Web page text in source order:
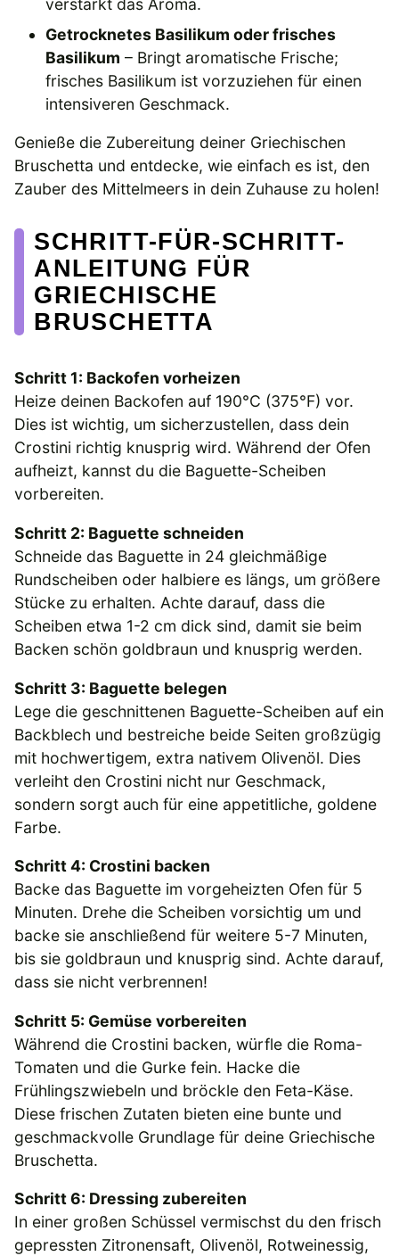
Getrocknetes Basilikum oder frisches
Basilikum – Bringt aromatische Frische;
frisches Basilikum ist vorzuziehen für einen
intensiveren Geschmack.
Genieße die Zubereitung deiner Griechischen
Bruschetta und entdecke, wie einfach es ist, den
Zauber des Mittelmeers in dein Zuhause zu holen!
SCHRITT-FÜR-SCHRITT-
ANLEITUNG FÜR
GRIECHISCHE
BRUSCHETTA
Schritt 1: Backofen vorheizen
Heize deinen Backofen auf 190°C (375°F) vor.
Dies ist wichtig, um sicherzustellen, dass dein
Crostini richtig knusprig wird. Während der Ofen
aufheizt, kannst du die Baguette-Scheiben
vorbereiten.
Schritt 2: Baguette schneiden
Schneide das Baguette in 24 gleichmäßige
Rundscheiben oder halbiere es längs, um größere
Stücke zu erhalten. Achte darauf, dass die
Scheiben etwa 1-2 cm dick sind, damit sie beim
Backen schön goldbraun und knusprig werden.
Schritt 3: Baguette belegen
Lege die geschnittenen Baguette-Scheiben auf ein
Backblech und bestreiche beide Seiten großzügig
mit hochwertigem, extra nativem Olivenöl. Dies
verleiht den Crostini nicht nur Geschmack,
sondern sorgt auch für eine appetitliche, goldene
Farbe.
Schritt 4: Crostini backen
Backe das Baguette im vorgeheizten Ofen für 5
Minuten. Drehe die Scheiben vorsichtig um und
backe sie anschließend für weitere 5-7 Minuten,
bis sie goldbraun und knusprig sind. Achte darauf,
dass sie nicht verbrennen!
Schritt 5: Gemüse vorbereiten
Während die Crostini backen, würfle die Roma-
Tomaten und die Gurke fein. Hacke die
Frühlingszwiebeln und bröckle den Feta-Käse.
Diese frischen Zutaten bieten eine bunte und
geschmackvolle Grundlage für deine Griechische
Bruschetta.
Schritt 6: Dressing zubereiten
In einer großen Schüssel vermischst du den frisch
gepressten Zitronensaft, Olivenöl, Rotweinessig,